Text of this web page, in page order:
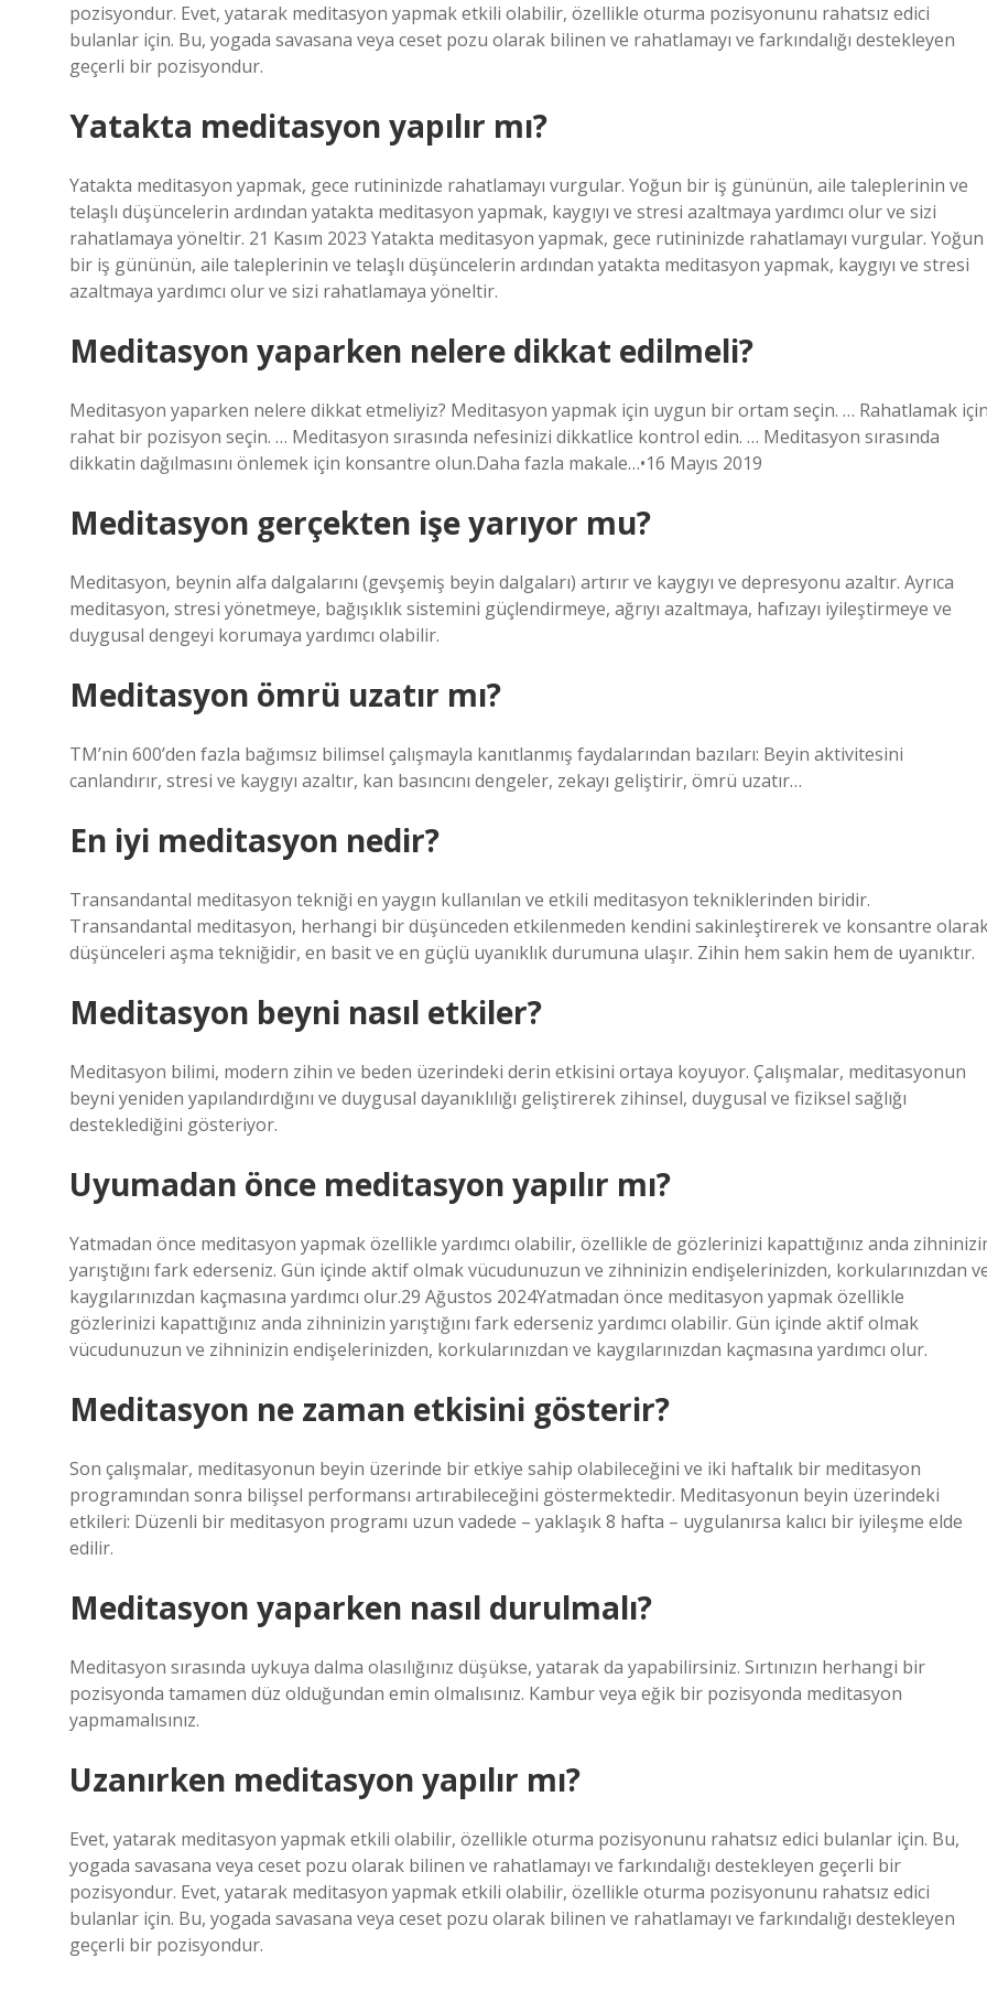
pozisyondur. Evet, yatarak meditasyon yapmak etkili olabilir, özellikle oturma pozisyonunu rahatsız edici
bulanlar için. Bu, yogada savasana veya ceset pozu olarak bilinen ve rahatlamayı ve farkındalığı destekleyen
geçerli bir pozisyondur.
Yatakta meditasyon yapılır mı?
Yatakta meditasyon yapmak, gece rutininizde rahatlamayı vurgular. Yoğun bir iş gününün, aile taleplerinin ve
telaşlı düşüncelerin ardından yatakta meditasyon yapmak, kaygıyı ve stresi azaltmaya yardımcı olur ve sizi
rahatlamaya yöneltir. 21 Kasım 2023 Yatakta meditasyon yapmak, gece rutininizde rahatlamayı vurgular. Yoğun
bir iş gününün, aile taleplerinin ve telaşlı düşüncelerin ardından yatakta meditasyon yapmak, kaygıyı ve stresi
azaltmaya yardımcı olur ve sizi rahatlamaya yöneltir.
Meditasyon yaparken nelere dikkat edilmeli?
Meditasyon yaparken nelere dikkat etmeliyiz? Meditasyon yapmak için uygun bir ortam seçin. … Rahatlamak
rahat bir pozisyon seçin. … Meditasyon sırasında nefesinizi dikkatlice kontrol edin. … Meditasyon sırasında
dikkatin dağılmasını önlemek için konsantre olun.Daha fazla makale…•16 Mayıs 2019
Meditasyon gerçekten işe yarıyor mu?
Meditasyon, beynin alfa dalgalarını (gevşemiş beyin dalgaları) artırır ve kaygıyı ve depresyonu azaltır. Ayrıca
meditasyon, stresi yönetmeye, bağışıklık sistemini güçlendirmeye, ağrıyı azaltmaya, hafızayı iyileştirmeye ve
duygusal dengeyi korumaya yardımcı olabilir.
Meditasyon ömrü uzatır mı?
TM’nin 600’den fazla bağımsız bilimsel çalışmayla kanıtlanmış faydalarından bazıları: Beyin aktivitesini
canlandırır, stresi ve kaygıyı azaltır, kan basıncını dengeler, zekayı geliştirir, ömrü uzatır…
En iyi meditasyon nedir?
Transandantal meditasyon tekniği en yaygın kullanılan ve etkili meditasyon tekniklerinden biridir.
Transandantal meditasyon, herhangi bir düşünceden etkilenmeden kendini sakinleştirerek ve konsantre
düşünceleri aşma tekniğidir, en basit ve en güçlü uyanıklık durumuna ulaşır. Zihin hem sakin hem de uyanıktır.
Meditasyon beyni nasıl etkiler?
Meditasyon bilimi, modern zihin ve beden üzerindeki derin etkisini ortaya koyuyor. Çalışmalar, meditasyonun
beyni yeniden yapılandırdığını ve duygusal dayanıklılığı geliştirerek zihinsel, duygusal ve fiziksel sağlığı
desteklediğini gösteriyor.
Uyumadan önce meditasyon yapılır mı?
Yatmadan önce meditasyon yapmak özellikle yardımcı olabilir, özellikle de gözlerinizi kapattığınız anda
yarıştığını fark ederseniz. Gün içinde aktif olmak vücudunuzun ve zihninizin endişelerinizden, korkularınızdan
kaygılarınızdan kaçmasına yardımcı olur.29 Ağustos 2024Yatmadan önce meditasyon yapmak özellikle
gözlerinizi kapattığınız anda zihninizin yarıştığını fark ederseniz yardımcı olabilir. Gün içinde aktif olmak
vücudunuzun ve zihninizin endişelerinizden, korkularınızdan ve kaygılarınızdan kaçmasına yardımcı olur.
Meditasyon ne zaman etkisini gösterir?
Son çalışmalar, meditasyonun beyin üzerinde bir etkiye sahip olabileceğini ve iki haftalık bir meditasyon
programından sonra bilişsel performansı artırabileceğini göstermektedir. Meditasyonun beyin üzerindeki
etkileri: Düzenli bir meditasyon programı uzun vadede – yaklaşık 8 hafta – uygulanırsa kalıcı bir iyileşme elde
edilir.
Meditasyon yaparken nasıl durulmalı?
Meditasyon sırasında uykuya dalma olasılığınız düşükse, yatarak da yapabilirsiniz. Sırtınızın herhangi bir
pozisyonda tamamen düz olduğundan emin olmalısınız. Kambur veya eğik bir pozisyonda meditasyon
yapmamalısınız.
Uzanırken meditasyon yapılır mı?
Evet, yatarak meditasyon yapmak etkili olabilir, özellikle oturma pozisyonunu rahatsız edici bulanlar için. Bu,
yogada savasana veya ceset pozu olarak bilinen ve rahatlamayı ve farkındalığı destekleyen geçerli bir
pozisyondur. Evet, yatarak meditasyon yapmak etkili olabilir, özellikle oturma pozisyonunu rahatsız edici
bulanlar için. Bu, yogada savasana veya ceset pozu olarak bilinen ve rahatlamayı ve farkındalığı destekleyen
geçerli bir pozisyondur.